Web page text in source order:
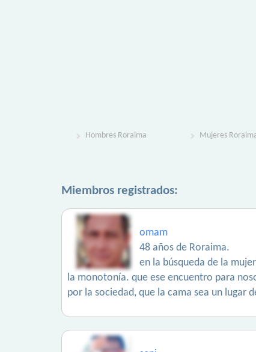
Hombres Roraima Mujeres
Miembros registrados:
omam
48 años de Roraima.
en la búsqueda de la
la monotonía. que ese encuentro para
por la sociedad, que la cama sea un lugar